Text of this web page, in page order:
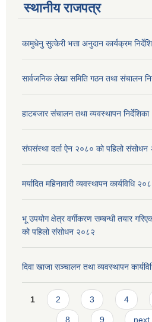
स्थानीय राजपत्र
कामुधेनु सुत्केरी भत्ता अनुदान कार्यक्रम
सार्वजनिक लेखा समिति गठन तथा संचालन
हाटबजार संचालन तथा व्यवस्थापन
संघसंस्था दर्ता ऐन २०८० को पहिलो संसोधन
मर्यादित महिनावारी व्यवस्थापन कार्यविधि
भू उपयोग क्षेत्र वर्गीकरण सम्बन्धी तयार
को पहिलो संसोधन २०८२
दिवा खाजा सञ्चालन तथा व्यवस्थापन
Pages
1 2 3 4
8 9 next